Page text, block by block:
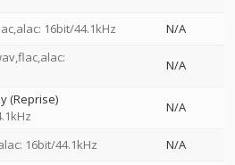
16bit/44.1kHz N/A
N/A
(Reprise)
N/A
16bit/44.1kHz
N/A